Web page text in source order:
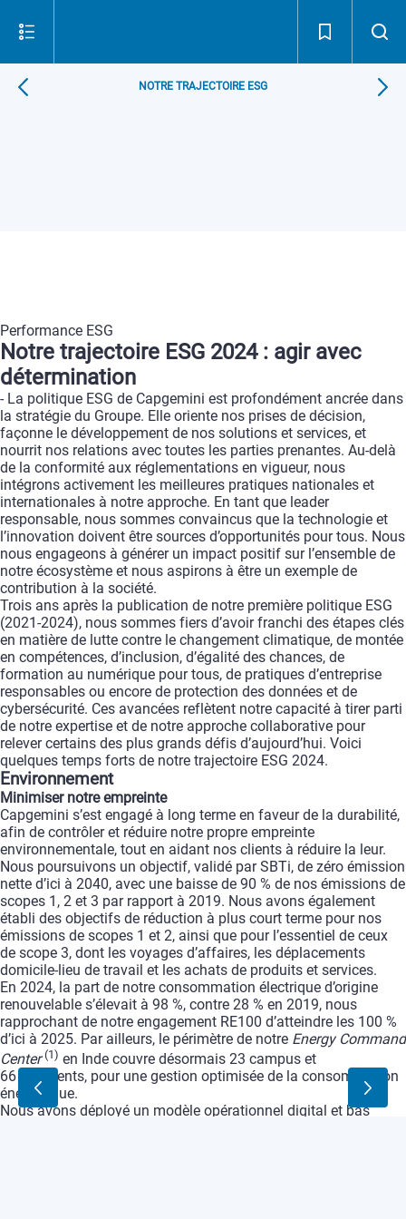
NOTRE TRAJECTOIRE ESG
Performance ESG
Notre trajectoire ESG 2024 : agir avec
détermination
- La politique ESG de Capgemini est profondément ancrée dans
la stratégie du Groupe. Elle oriente nos prises de décision,
façonne le développement de nos solutions et services, et
nourrit nos relations avec toutes les parties prenantes. Au-delà
de la conformité aux réglementations en vigueur, nous
intégrons activement les meilleures pratiques nationales et
internationales à notre approche. En tant que leader
responsable, nous sommes convaincus que la technologie et
l’innovation doivent être sources d’opportunités pour tous. Nous
nous engageons à générer un impact positif sur l’ensemble de
notre écosystème et nous aspirons à être un exemple de
contribution à la société.
Trois ans après la publication de notre première politique ESG
(2021-2024), nous sommes fiers d’avoir franchi des étapes clés
en matière de lutte contre le changement climatique, de montée
en compétences, d’inclusion, d’égalité des chances, de
formation au numérique pour tous, de pratiques d’entreprise
responsables ou encore de protection des données et de
cybersécurité. Ces avancées reflètent notre capacité à tirer parti
de notre expertise et de notre approche collaborative pour
relever certains des plus grands défis d’aujourd’hui. Voici
quelques temps forts de notre trajectoire ESG 2024.
Environnement
Minimiser notre empreinte
Capgemini s’est engagé à long terme en faveur de la durabilité,
afin de contrôler et réduire notre propre empreinte
environnementale, tout en aidant nos clients à réduire la leur.
Nous poursuivons un objectif, validé par SBTi, de zéro émission
nette d’ici à 2040, avec une baisse de 90 % de nos émissions de
scopes 1, 2 et 3 par rapport à 2019. Nous avons également
établi des objectifs de réduction à plus court terme pour nos
émissions de scopes 1 et 2, ainsi que pour l’essentiel de ceux
de scope 3, dont les voyages d’affaires, les déplacements
domicile-lieu de travail et les achats de produits et services.
En 2024, la part de notre consommation électrique d’origine
renouvelable s’élevait à 98 %, contre 28 % en 2019, nous
rapprochant de notre engagement RE100 d’atteindre les 100 %
d’ici à 2025. Par ailleurs, le périmètre de notre Energy Command
Center (1) en Inde couvre désormais 23 campus et
66
bâtiments, pour une gestion optimisée de la consommation
énergétique.
Nous avons déployé un modèle opérationnel digital et bas